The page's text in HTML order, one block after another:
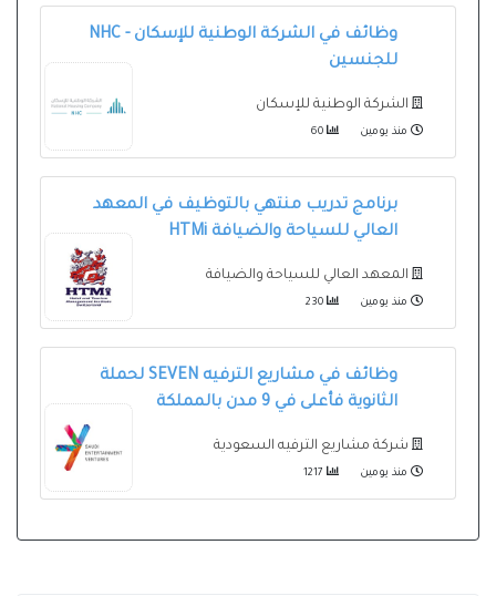
وظائف في الشركة الوطنية للإسكان - NHC
للجنسين
الشركة الوطنية للإسكان
منذ يومين
برنامج تدريب منتهي بالتوظيف في المعهد
العالي للسياحة والضيافة HTMi
المعهد العالي للسياحة والضيافة
منذ يومين
وظائف في مشاريع الترفيه SEVEN لحملة
الثانوية فأعلى في 9 مدن بالمملكة
شركة مشاريع الترفيه السعودية
منذ يومين